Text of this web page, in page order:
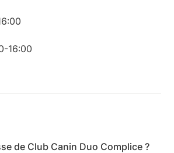
16:00
de Club Canin Duo Complice ?